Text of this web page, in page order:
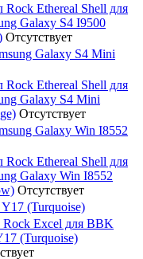
Rock Ethereal Shell для
Galaxy S4 I9500
Отсутствует
Galaxy S4 Mini
Rock Ethereal Shell для
Galaxy S4 Mini
Отсутствует
Galaxy Win I8552
Rock Ethereal Shell для
Galaxy Win I8552
Отсутствует
(Turquoise)
Rock Excel для BBK
(Turquoise)